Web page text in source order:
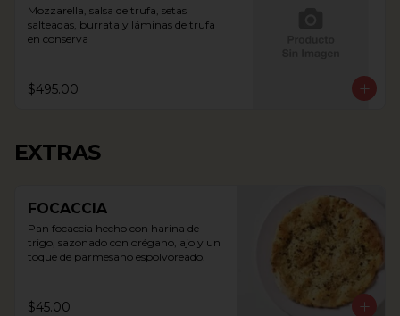
Mozzarella, salsa de trufa, setas
salteadas, burrata y láminas de trufa
en conserva
$495.00
EXTRAS
FOCACCIA
Pan focaccia hecho con harina de
trigo, sazonado con orégano, ajo y un
toque de parmesano espolvoreado.
$45.00